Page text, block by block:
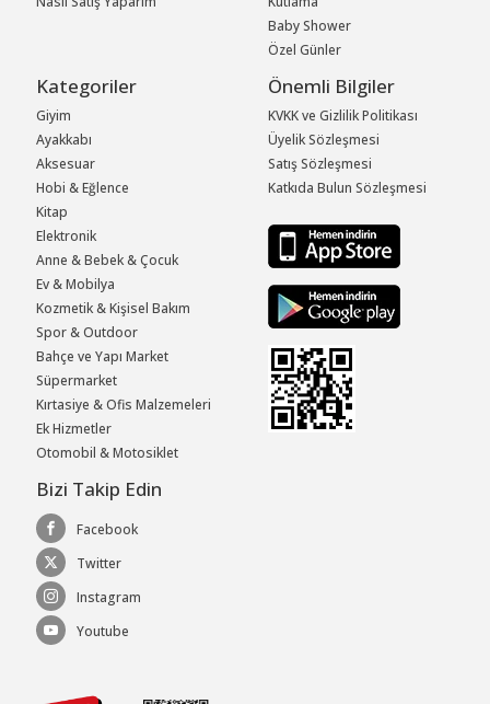
Baby Shower
Özel Günler
Kategoriler
Giyim
Ayakkabı
Aksesuar
Hobi & Eğlence
Kitap
Elektronik
Anne & Bebek & Çocuk
Ev & Mobilya
Kozmetik & Kişisel Bakım
Spor & Outdoor
Bahçe ve Yapı Market
Süpermarket
Kırtasiye & Ofis Malzemeleri
Ek Hizmetler
Otomobil & Motosiklet
Önemli Bilgiler
KVKK ve Gizlilik Politikası
Üyelik Sözleşmesi
Satış Sözleşmesi
Katkıda Bulun Sözleşmesi
Bizi Takip Edin
Facebook
Twitter
Instagram
Youtube